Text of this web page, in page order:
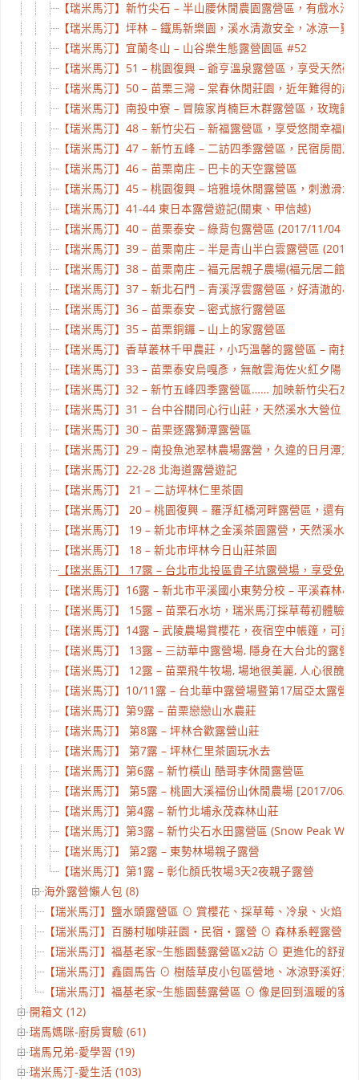
【瑞米馬汀】新竹尖石 – 半山腰休閒農園露營區，有戲水池
【瑞米馬汀】坪林 – 鐵馬新樂園，溪水清澈安全，冰涼一夏
【瑞米馬汀】宜蘭冬山 – 山谷樂生態露營園區 #52
【瑞米馬汀】51 – 桃園復興 – 爺亨溫泉露營區，享受天然
【瑞米馬汀】50 – 苗栗三灣 – 棠春休閒莊園，近年難得的
【瑞米馬汀】南投中寮 – 冒險家肖楠巨木群露營區，玫瑰餃
【瑞米馬汀】48 – 新竹尖石 – 新福露營區，享受悠閒幸福
【瑞米馬汀】47 – 新竹五峰 – 二訪四季露營區，民宿房間及
【瑞米馬汀】46 – 苗栗南庄 – 巴卡的天空露營區
【瑞米馬汀】45 – 桃園復興 – 培雅境休閒露營區，刺激滑
【瑞米馬汀】41-44 東日本露營遊記(關東、甲信越)
【瑞米馬汀】40 – 苗栗泰安 – 綠背包露營區 (2017/11/04 更
【瑞米馬汀】39 – 苗栗南庄 – 半是青山半白雲露營區
【瑞米馬汀】38 – 苗栗南庄 – 福元居親子農場(福元居二館)
【瑞米馬汀】37 – 新北石門 – 青溪浮雲露營區，好清澈的小
【瑞米馬汀】36 – 苗栗泰安 – 密式旅行露營區
【瑞米馬汀】35 – 苗栗銅鑼 – 山上的家露營區
【瑞米馬汀】香草叢林千甲農莊，小巧溫馨的露營區 – 南投
【瑞米馬汀】33 – 苗栗泰安烏嘎彥，無敵雲海佐火紅夕陽
【瑞米馬汀】32 – 新竹五峰四季露營區…… 加映新竹尖石左
【瑞米馬汀】31 – 台中谷關同心行山莊，天然溪水大營位
【瑞米馬汀】30 – 苗栗逐露獅潭露營區
【瑞米馬汀】29 – 南投魚池翠林農場露營，久違的日月潭之
【瑞米馬汀】22-28 北海道露營遊記
【瑞米馬汀】 21 – 二訪坪林仁里茶園
【瑞米馬汀】 20 – 桃園復興 – 羅浮紅橋河畔露營區，還有
【瑞米馬汀】 19 – 新北市坪林之金溪茶園露營，天然溪水太
【瑞米馬汀】 18 – 新北市坪林今日山莊茶園
【瑞米馬汀】 17露 – 台北市北投區貴子坑露營場，享受免費
【瑞米馬汀】16露 – 新北市平溪國小東勢分校 – 平溪森林小
【瑞米馬汀】 15露 – 苗栗石水坊，瑞米馬汀採草莓初體驗。
【瑞米馬汀】14露 – 武陵農場賞櫻花，夜宿空中帳篷，可愛
【瑞米馬汀】 13露 – 三訪華中露營場, 隱身在大台北的露
【瑞米馬汀】 12露 – 苗栗飛牛牧場, 場地很美麗, 人心很醜
【瑞米馬汀】10/11露 – 台北華中露營場暨第17屆亞太露營
【瑞米馬汀】第9露 – 苗栗戀戀山水農莊
【瑞米馬汀】 第8露 – 坪林合歡露營山莊
【瑞米馬汀】 第7露 – 坪林仁里茶園玩水去
【瑞米馬汀】第6露 – 新竹橫山 酷哥李休閒露營區
【瑞米馬汀】 第5露 – 桃園大溪福份山休閒農場 [2017/06/
【瑞米馬汀】第4露 – 新竹北埔永茂森林山莊
【瑞米馬汀】第3露 – 新竹尖石水田露營區 (Snow Peak Way)
【瑞米馬汀】 第2露 – 東勢林場親子露營
【瑞米馬汀】第1露 – 彰化顏氏牧場3天2夜親子露營
海外露營懶人包 (8)
【瑞米馬汀】鹽水頭露營區 ⊙ 賞櫻花、採草莓、冷泉、火焰
【瑞米馬汀】百勝村咖啡莊園‧民宿‧露營 ⊙ 森林系輕露營 ⊙
【瑞米馬汀】福基老家~生態園藝露營區x2訪 ⊙ 更進化的舒適
【瑞米馬汀】鑫園馬告 ⊙ 樹蔭草皮小包區營地、冰涼野溪好
【瑞米馬汀】福基老家~生態園藝露營區 ⊙ 像是回到溫暖的家
開箱文 (12)
瑞馬媽咪-廚房實驗 (61)
瑞馬兄弟-愛學習 (19)
瑞米馬汀-愛生活 (103)